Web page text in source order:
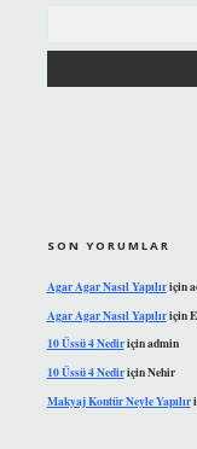
SON YORUMLAR
Agar Agar Nasıl Yapılıriçin
Agar Agar Nasıl Yapılıriçin
10 Üssü 4 Nediriçinadmin
10 Üssü 4 NediriçinNehir
Makyaj Kontür Neyle Yapılır